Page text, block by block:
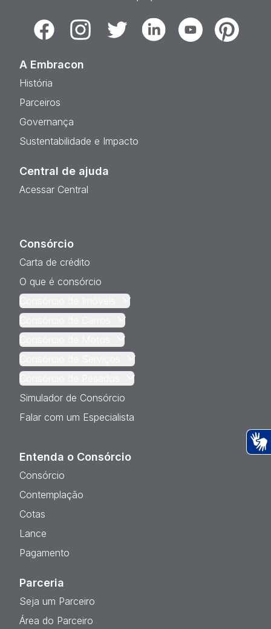
FacebookInstagramTwitter LinkedinYoutubePinterest
A Embracon
História
Parceiros
Governança
Sustentabilidade e Impacto
Central de ajuda
Acessar Central
Consórcio
Carta de crédito
O que é consórcio
Consórcio de Imóveis
Consórcio de Carros
Consórcio de Motos
Consórcio de Serviços
Consórcio de Pesados
Simulador de Consórcio
Falar com um Especialista
Entenda o Consórcio
Consórcio
Contemplação
Cotas
Lance
Pagamento
Parceria
Seja um Parceiro
Área do Parceiro